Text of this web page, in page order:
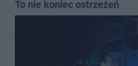
To nie koniec ostrzeżeń